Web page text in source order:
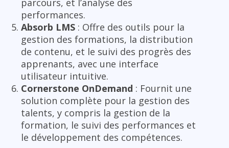
parcours, et l’analyse des
performances.
Absorb LMS : Offre des outils pour la
gestion des formations, la distribution
de contenu, et le suivi des progrès des
apprenants, avec une interface
utilisateur intuitive.
Cornerstone OnDemand : Fournit une
solution complète pour la gestion des
talents, y compris la gestion de la
formation, le suivi des performances et
le développement des compétences.